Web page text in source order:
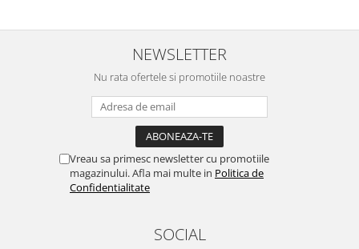
NEWSLETTER
Nu rata ofertele si promotiile noastre
Vreau sa primesc newsletter cu promotiile
magazinului. Afla mai multe in Politica de
Confidentialitate
SOCIAL